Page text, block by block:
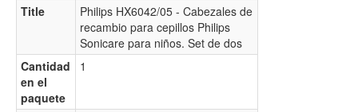
Title
Philips HX6042/05 - Cabezales de
recambio para cepillos Philips
Sonicare para niños. Set de dos
Cantidad
en el
paquete
1